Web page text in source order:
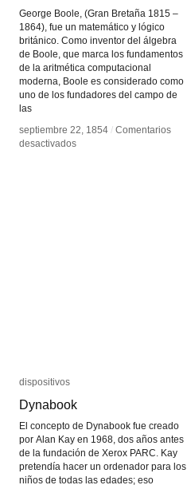
George Boole, (Gran Bretaña 1815 –
1864), fue un matemático y lógico
británico. Como inventor del álgebra
de Boole, que marca los fundamentos
de la aritmética computacional
moderna, Boole es considerado como
uno de los fundadores del campo de
las
septiembre 22, 1854 / Comentarios
desactivadosen
septiembre 22, 1854 / Comentarios
desactivadosen
dispositivos
Dynabook
El concepto de Dynabook fue creado
por Alan Kay en 1968, dos años antes
de la fundación de Xerox PARC. Kay
pretendía hacer un ordenador para los
niños de todas las edades; eso
dispositivos
Dynabook